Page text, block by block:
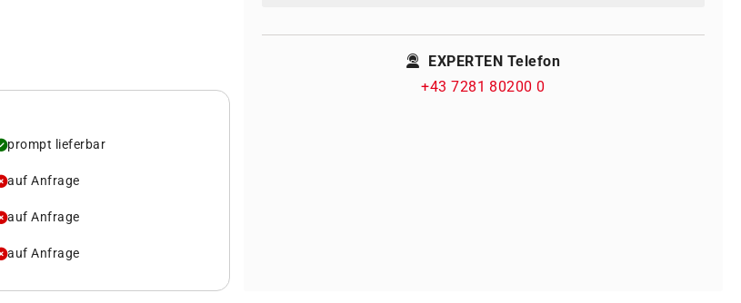
prompt lieferbar
auf Anfrage
auf Anfrage
auf Anfrage
EXPERTEN Telefon
+43 7281 80200 0